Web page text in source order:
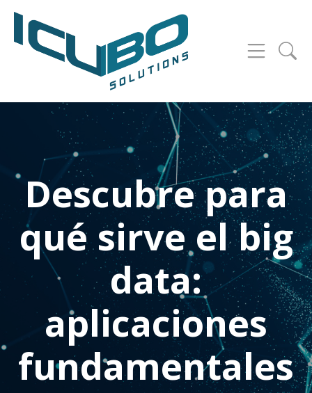
Descubre para
qué sirve el big
data:
aplicaciones
fundamentales